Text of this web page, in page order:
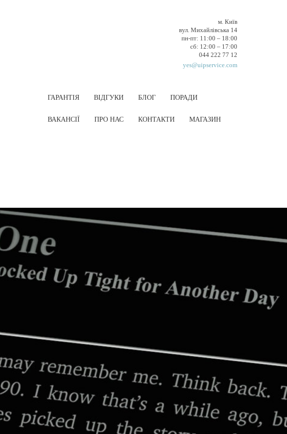
м. Київ
вул. Михайлівська 14
пн-пт: 11:00 – 18:00
cб: 12:00 – 17:00
044 222 77 12
yes@uipservice.com
ГАРАНТІЯ ВІДГУКИ БЛОГ ПОРАДИ
ВАКАНСІЇ ПРО НАС КОНТАКТИ МАГАЗИН